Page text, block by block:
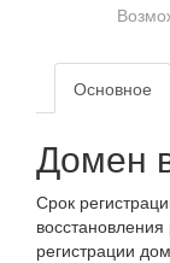
Основное
Домен
Срок
регистрации